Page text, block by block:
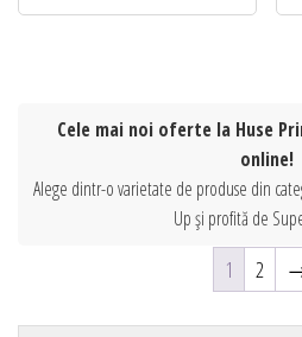
Cele mai noi oferte la Huse
online!
Alege dintr-o varietate de produse din
Up și profită de
1 2